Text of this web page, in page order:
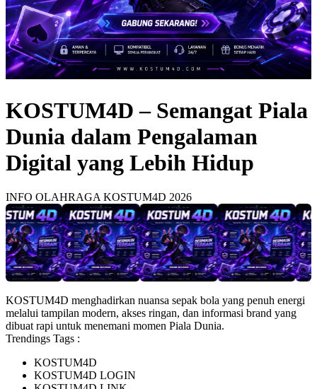
KOSTUM4D – Semangat Piala
Dunia dalam Pengalaman
Digital yang Lebih Hidup
INFO OLAHRAGA KOSTUM4D 2026
KOSTUM4D menghadirkan nuansa sepak bola yang penuh energi
melalui tampilan modern, akses ringan, dan informasi brand yang
dibuat rapi untuk menemani momen Piala Dunia.
Trendings Tags :
KOSTUM4D
KOSTUM4D LOGIN